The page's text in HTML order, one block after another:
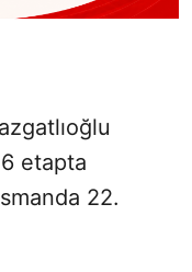
etapta
22.